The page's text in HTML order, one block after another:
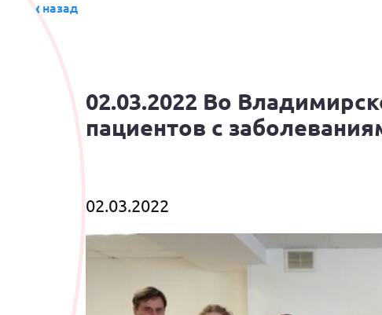
назад
02.03.2022 Во
пациентов с
02.03.2022